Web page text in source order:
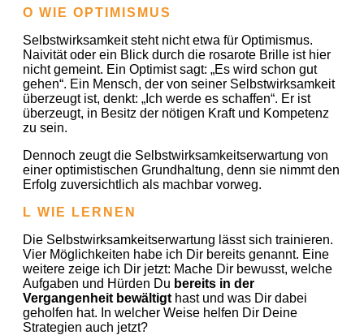
O WIE OPTIMISMUS
Selbstwirksamkeit steht nicht etwa für Optimismus.
Naivität oder ein Blick durch die rosarote Brille ist hier
nicht gemeint. Ein Optimist sagt: „Es wird schon gut
gehen“. Ein Mensch, der von seiner Selbstwirksamkeit
überzeugt ist, denkt: „Ich werde es schaffen“. Er ist
überzeugt, in Besitz der nötigen Kraft und Kompetenz
zu sein.
Dennoch zeugt die Selbstwirksamkeitserwartung von
einer optimistischen Grundhaltung, denn sie nimmt den
Erfolg zuversichtlich als machbar vorweg.
L WIE LERNEN
Die Selbstwirksamkeitserwartung lässt sich trainieren.
Vier Möglichkeiten habe ich Dir bereits genannt. Eine
weitere zeige ich Dir jetzt: Mache Dir bewusst, welche
Aufgaben und Hürden Du bereits in der
Vergangenheit bewältigt hast und was Dir dabei
geholfen hat. In welcher Weise helfen Dir Deine
Strategien auch jetzt?